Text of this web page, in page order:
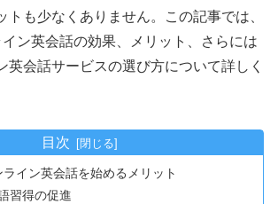
トも少なくありません。この記事では、
ン英会話の効果、メリット、さらには
英会話サービスの選び方について詳しく
目次
イン英会話を始めるメリット
習得の促進